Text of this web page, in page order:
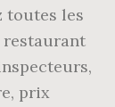
toutes les
restaurant
prix